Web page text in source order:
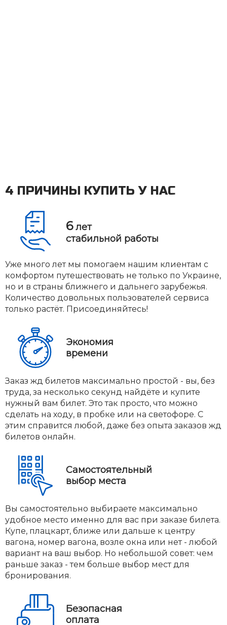
4 ПРИЧИНЫ КУПИТЬ У НАС
6лет
стабильной работы
Уже много лет мы помогаем нашим клиентам с
комфортом путешествовать не только по Украине,
но и в страны ближнего и дальнего зарубежья.
Количество довольных пользователей сервиса
только растёт. Присоединяйтесь!
Экономия
времени
Заказ жд билетов максимально простой - вы, без
труда, за несколько секунд найдёте и купите
нужный вам билет. Это так просто, что можно
сделать на ходу, в пробке или на светофоре. С
этим справится любой, даже без опыта заказов жд
билетов онлайн.
Самостоятельный
выбор места
Вы самостоятельно выбираете максимально
удобное место именно для вас при заказе билета.
Купе, плацкарт, ближе или дальше к центру
вагона, номер вагона, возле окна или нет - любой
вариант на ваш выбор. Но небольшой совет: чем
раньше заказ - тем больше выбор мест для
бронирования.
Безопасная
оплата